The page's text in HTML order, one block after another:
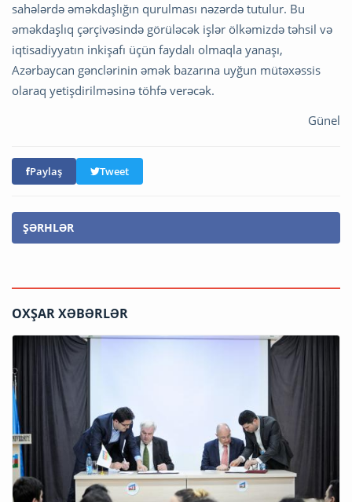
sahələrdə əməkdaşlığın qurulması nəzərdə tutulur. Bu
əməkdaşlıq çərçivəsində görüləcək işlər ölkəmizdə təhsil və
iqtisadiyyatın inkişafı üçün faydalı olmaqla yanaşı,
Azərbaycan gənclərinin əmək bazarına uyğun mütəxəssis
olaraq yetişdirilməsinə töhfə verəcək.
Günel
Paylaş Tweet
ŞƏRHLƏR
OXŞAR XƏBƏRLƏR